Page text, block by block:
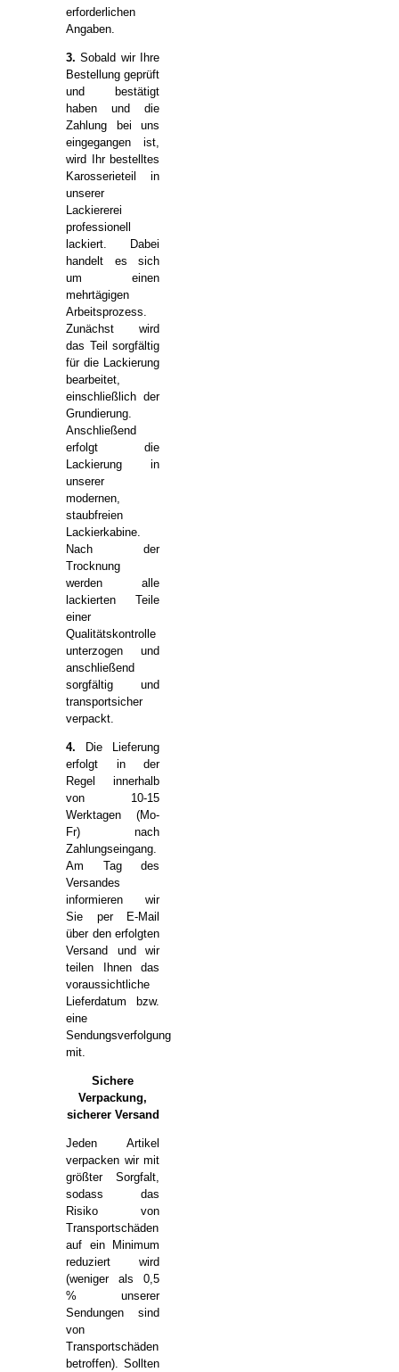
erforderlichen
Angaben.
3. Sobald wir Ihre
Bestellung geprüft
und bestätigt
haben und die
Zahlung bei uns
eingegangen ist,
wird Ihr bestelltes
Karosserieteil in
unserer
Lackiererei
professionell
lackiert. Dabei
handelt es sich
um einen
mehrtägigen
Arbeitsprozess.
Zunächst wird
das Teil sorgfältig
für die Lackierung
bearbeitet,
einschließlich der
Grundierung.
Anschließend
erfolgt die
Lackierung in
unserer
modernen,
staubfreien
Lackierkabine.
Nach der
Trocknung
werden alle
lackierten Teile
einer
Qualitätskontrolle
unterzogen und
anschließend
sorgfältig und
transportsicher
verpackt.
4. Die Lieferung
erfolgt in der
Regel innerhalb
von 10-15
Werktagen (Mo-
Fr) nach
Zahlungseingang.
Am Tag des
Versandes
informieren wir
Sie per E-Mail
über den erfolgten
Versand und wir
teilen Ihnen das
voraussichtliche
Lieferdatum bzw.
eine
Sendungsverfolgung
mit.
Sichere
Verpackung,
sicherer Versand
Jeden Artikel
verpacken wir mit
größter Sorgfalt,
sodass das
Risiko von
Transportschäden
auf ein Minimum
reduziert wird
(weniger als 0,5
% unserer
Sendungen sind
von
Transportschäden
betroffen). Sollten